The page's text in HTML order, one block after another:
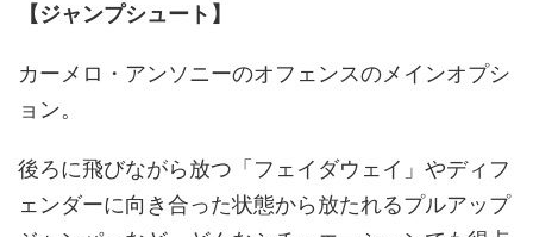
【ジャンプシュート】
カーメロ・アンソニーのオフェンスのメインオプシ
ョン。
後ろに飛びながら放つ「フェイダウェイ」やディフ
ェンダーに向き合った状態から放たれるプルアップ